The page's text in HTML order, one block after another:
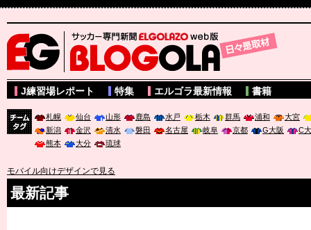
サッカー専門新聞ELGOLAZO web版 BLOGOLA
J練習場レポート 特集 エルゴラ最新情報 書籍
札幌 仙台 山形 鹿島 水戸 栃木 群馬 浦和
大宮
新潟
金沢 清水 磐田 名古屋 岐阜 京都 G大阪
C
熊本
大分 琉球
モバイル向けデザインで見る
最新記事